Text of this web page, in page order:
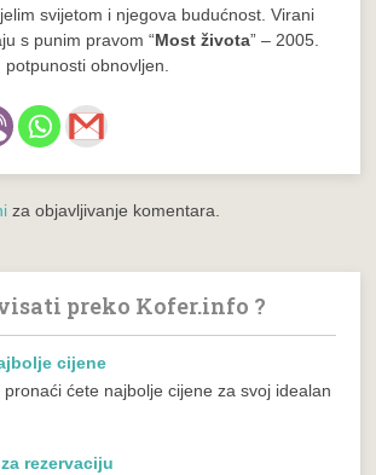
svijetom i njegova budućnost. Virani
s punim pravom “Most života” – 2005.
obnovljen.
za objavljivanje komentara.
preko Kofer.info ?
cijene
ćete najbolje cijene za svoj idealan
rezervaciju